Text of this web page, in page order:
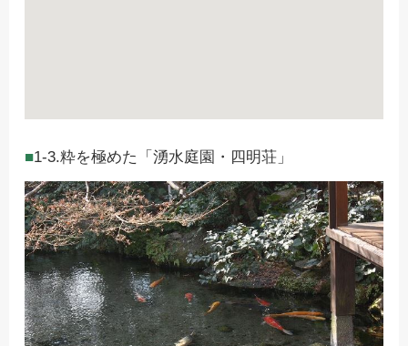
1-3.粋を極めた「湧水庭園・四明荘」